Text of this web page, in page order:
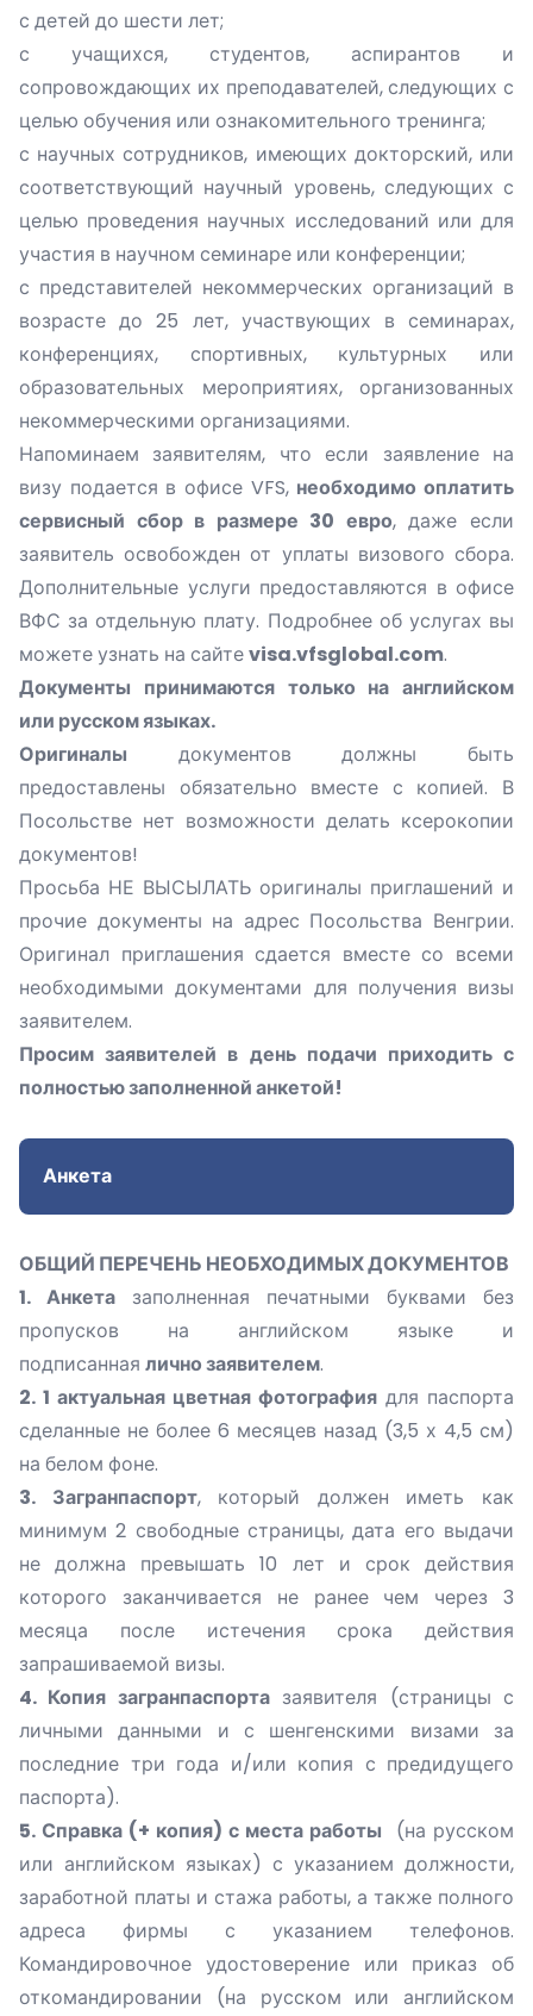
с детей до шести лет;
с учащихся, студентов, аспирантов и
сопровождающих их преподавателей, следующих с
целью обучения или ознакомительного тренинга;
с научных сотрудников, имеющих докторский, или
соответствующий научный уровень, следующих с
целью проведения научных исследований или для
участия в научном семинаре или конференции;
с представителей некоммерческих организаций в
возрасте до 25 лет, участвующих в семинарах,
конференциях, спортивных, культурных или
образовательных мероприятиях, организованных
некоммерческими организациями.
Напоминаем заявителям, что если заявление на
визу подается в офисе VFS, необходимо оплатить
сервисный сбор в размере 30 евро, даже если
заявитель освобожден от уплаты визового сбора.
Дополнительные услуги предоставляются в офисе
ВФС за отдельную плату. Подробнее об услугах вы
можете узнать на сайтеvisa.vfsglobal.com.
Документы принимаются только на английском
или русском языках.
Оригиналы документов должны быть
предоставлены обязательно вместе с копией. В
Посольстве нет возможности делать ксерокопии
документов!
Просьба НЕ ВЫСЫЛАТЬ оригиналы приглашений и
прочие документы на адрес Посольства Венгрии.
Оригинал приглашения сдается вместе со всеми
необходимыми документами для получения визы
заявителем.
Просим заявителей в день подачи приходить с
полностью заполненной анкетой!
Анкета
ОБЩИЙ ПЕРЕЧЕНЬ НЕОБХОДИМЫХ ДОКУМЕНТОВ
1. Анкета заполненная печатными буквами без
пропусков на английском языке и
подписанная лично заявителем.
2. 1 актуальная цветная фотография для паспорта
сделанные не более 6 месяцев назад (3,5 х 4,5 см)
на белом фоне.
3. Загранпаспорт, который должен иметь как
минимум 2 свободные страницы, дата его выдачи
не должна превышать 10 лет и срок действия
которого заканчивается не ранее чем через 3
месяца после истечения срока действия
запрашиваемой визы.
4. Копия загранпаспортазаявителя (страницы с
личными данными и с шенгенскими визами за
последние три года и/или копия с предидущего
паспорта).
5. Справка (+ копия) с места работы (на русском
или английском языках) с указанием должности,
заработной платы и стажа работы, а также полного
адреса фирмы с указанием телефонов.
Командировочное удостоверение или приказ об
откомандировании (на русском или английском